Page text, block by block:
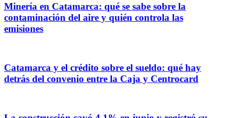
Minería en Catamarca: qué se sabe sobre la
contaminación del aire y quién controla las
emisiones
Catamarca y el crédito sobre el sueldo: qué hay
detrás del convenio entre la Caja y Centrocard